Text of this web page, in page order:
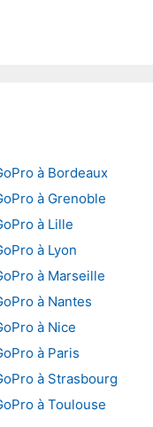
à Bordeaux
à Grenoble
à Lille
à Lyon
à Marseille
à Nantes
à Nice
à Paris
à Strasbourg
à Toulouse